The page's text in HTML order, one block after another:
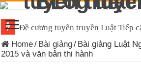
Đề cương tuyên truyền Luật Tiếp
Home/ Bài giảng/ Bài giảng Luật
2015 và văn bản thi hành